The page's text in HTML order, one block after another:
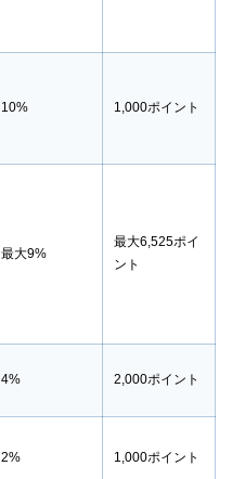
10% 1,000ポイント
最大9%
最大6,525ポイ
ント
4% 2,000ポイント
2% 1,000ポイント